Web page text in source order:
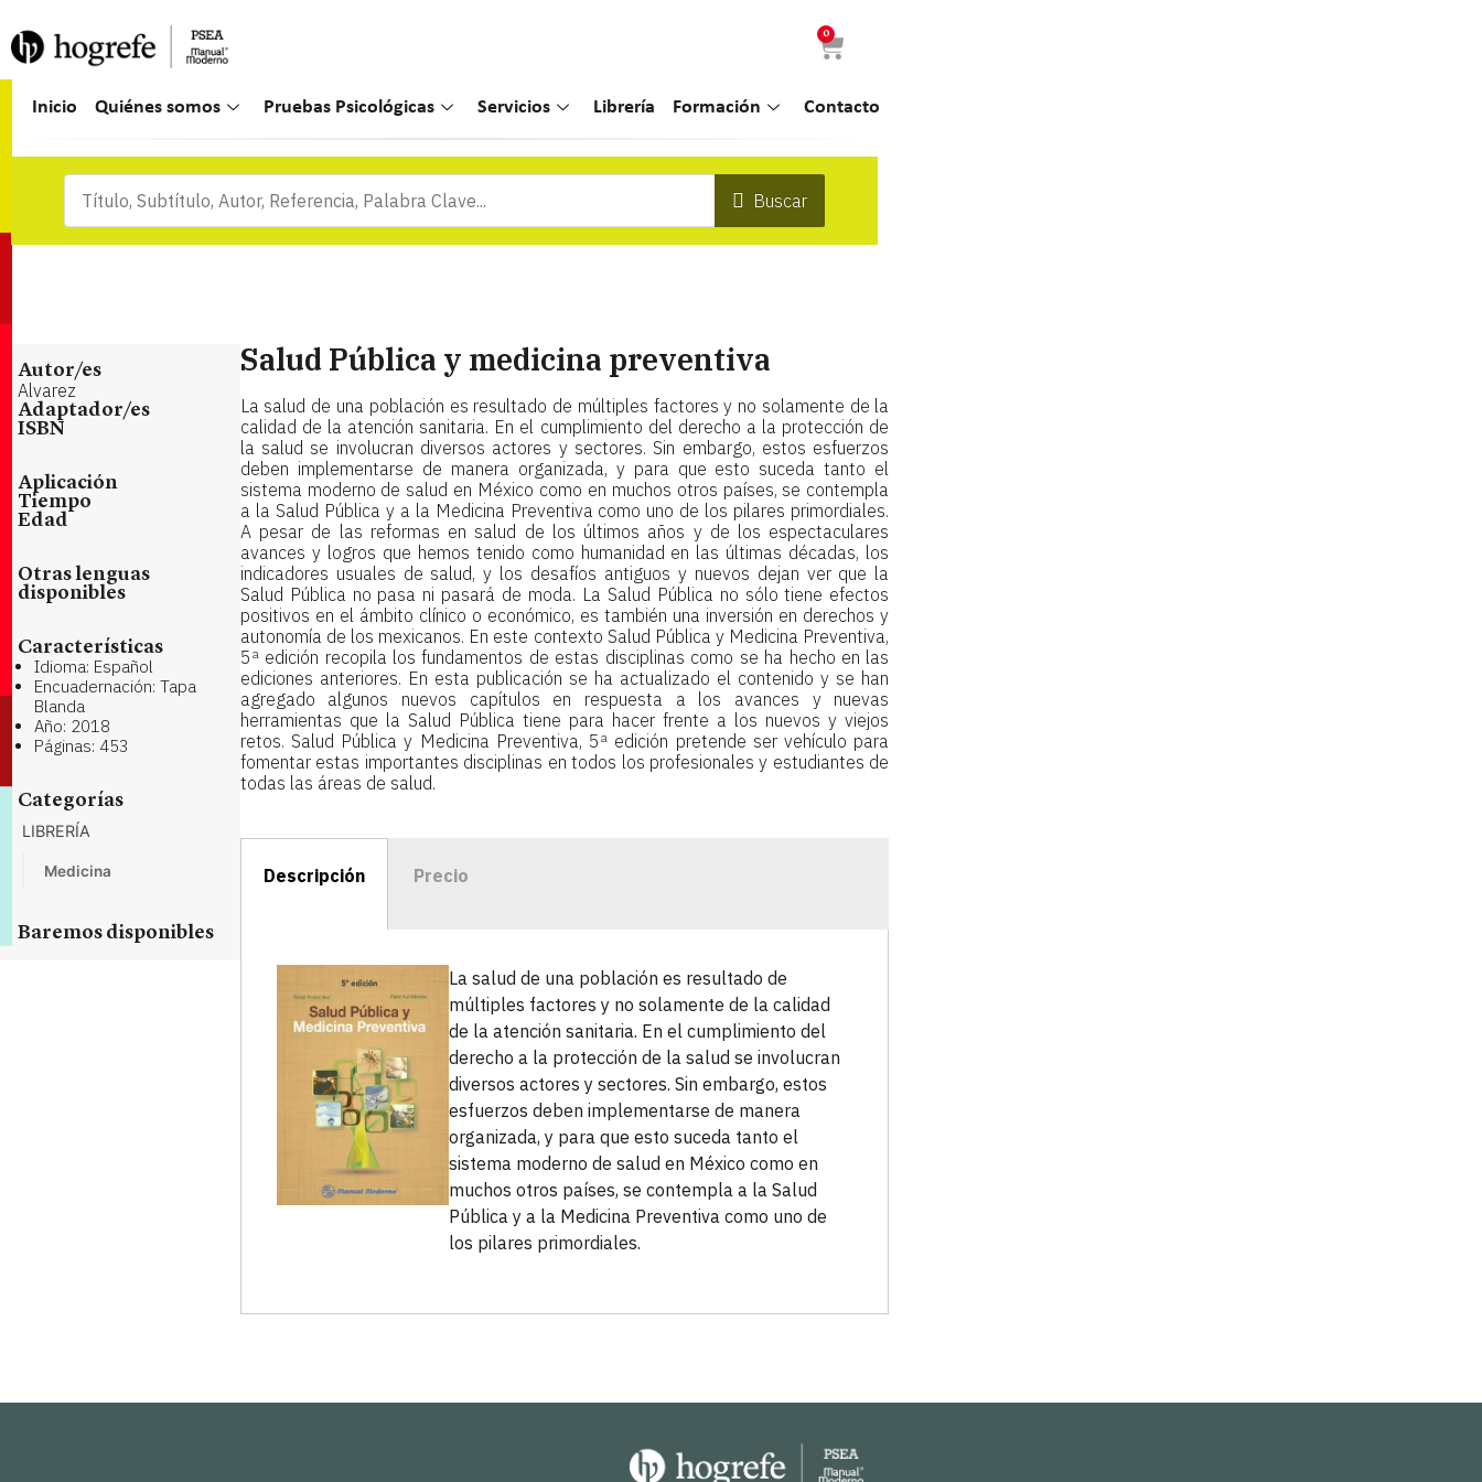
0
Inicio Quiénes somos Pruebas Psicológicas Servicios Librería Formación Contacto
Buscar
Autor/es
Alvarez
Adaptador/es
ISBN
Aplicación
Tiempo
Edad
Otras lenguas
disponibles
Características
Idioma: Español
Encuadernación: Tapa
Blanda
Año: 2018
Páginas: 453
Categorías
LIBRERÍA
Medicina
Baremos disponibles
Salud Pública y medicina preventiva
La salud de una población es resultado de múltiples factores y no solamente de la
calidad de la atención sanitaria. En el cumplimiento del derecho a la protección de
la salud se involucran diversos actores y sectores. Sin embargo, estos esfuerzos
deben implementarse de manera organizada, y para que esto suceda tanto el
sistema moderno de salud en México como en muchos otros países, se contempla
a la Salud Pública y a la Medicina Preventiva como uno de los pilares primordiales.
A pesar de las reformas en salud de los últimos años y de los espectaculares
avances y logros que hemos tenido como humanidad en las últimas décadas, los
indicadores usuales de salud, y los desafíos antiguos y nuevos dejan ver que la
Salud Pública no pasa ni pasará de moda. La Salud Pública no sólo tiene efectos
positivos en el ámbito clínico o económico, es también una inversión en derechos y
autonomía de los mexicanos. En este contexto Salud Pública y Medicina Preventiva,
5ª edición recopila los fundamentos de estas disciplinas como se ha hecho en las
ediciones anteriores. En esta publicación se ha actualizado el contenido y se han
agregado algunos nuevos capítulos en respuesta a los avances y nuevas
herramientas que la Salud Pública tiene para hacer frente a los nuevos y viejos
retos. Salud Pública y Medicina Preventiva, 5ª edición pretende ser vehículo para
fomentar estas importantes disciplinas en todos los profesionales y estudiantes de
todas las áreas de salud.
Descripción Precio
La salud de una población es resultado de
múltiples factores y no solamente de la calidad
de la atención sanitaria. En el cumplimiento del
derecho a la protección de la salud se involucran
diversos actores y sectores. Sin embargo, estos
esfuerzos deben implementarse de manera
organizada, y para que esto suceda tanto el
sistema moderno de salud en México como en
muchos otros países, se contempla a la Salud
Pública y a la Medicina Preventiva como uno de
los pilares primordiales.